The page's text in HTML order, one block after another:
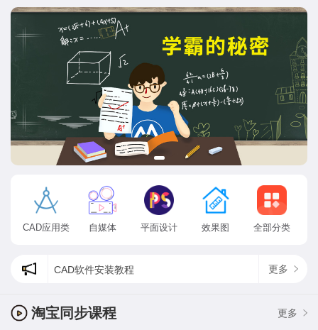
CAD应用类 自媒体 平面设计 效果图 全部分类
CAD软件安装教程 更多
淘宝同步课程 更多